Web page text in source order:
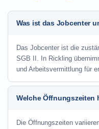
Was ist das Jobcenter
Das Jobcenter ist die
SGB II. In Rickling
und Arbeitsvermittlung für
Welche Öffnungszeiten
Die Öffnungszeiten